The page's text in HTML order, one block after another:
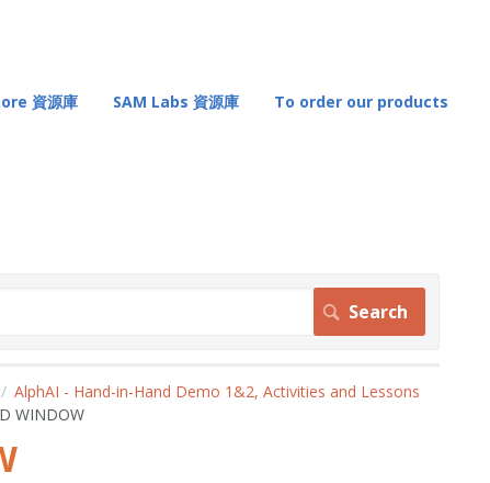
資源庫 SAM Labs 資源庫 To order our products
AlphAI - Hand-in-Hand Demo 1&2, Activities and Lessons
WINDOW